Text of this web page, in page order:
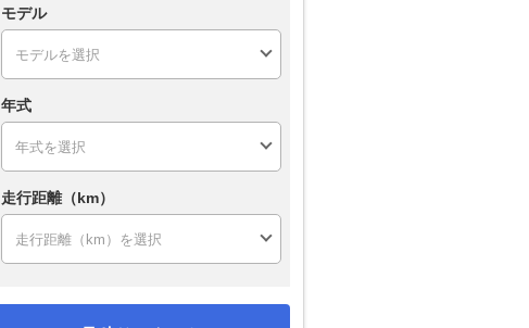
モデル
年式
走行距離（km）